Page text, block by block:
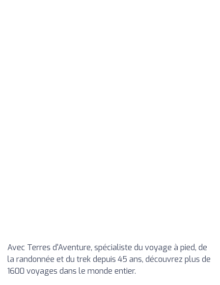
Avec Terres d'Aventure, spécialiste du voyage à pied, de
la randonnée et du trek depuis 45 ans, découvrez plus de
1600 voyages dans le monde entier.